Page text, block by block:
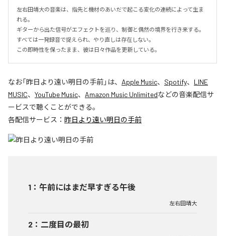
左右田靖大の音楽は、指先と機材のあいだで起こる変化の連続によって生ま
れる。
ギターから出た信号がエフェクトを巡り、制御と偶然の境界を行き来する。
すべては一発録音で捉えられ、やり直しは存在しない。
この即時性を保ったまま、彼は日々作品を更新している。
なお「昨日より遠い明日の手前」は、 Apple Music、 Spotify、 LINE
MUSIC、 YouTube Music、 Amazon Music Unlimitedなどの音楽配信サ
ービスで聴くことができる。
各配信サービス： 昨日より遠い明日の手前
1 ： 午前にはまだ早すぎる午後
左右田靖大
2 ： 二度目の最初